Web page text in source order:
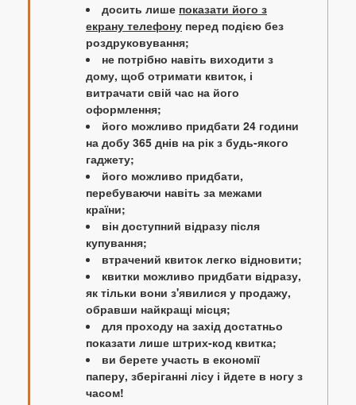
досить лише показати його з
екрану телефону перед подією без
роздруковування;
не потрібно навіть виходити з
дому, щоб отримати квиток, і
витрачати свій час на його
оформлення;
його можливо придбати 24 години
на добу 365 днів на рік з будь-якого
гаджету;
його можливо придбати,
перебуваючи навіть за межами
країни;
він доступний відразу після
купування;
втрачений квиток легко відновити;
квитки можливо придбати відразу,
як тільки вони з'явилися у продажу,
обравши найкращі місця;
для проходу на захід достатньо
показати лише штрих-код квитка;
ви берете участь в економії
паперу, зберіганні лісу і йдете в ногу з
часом!